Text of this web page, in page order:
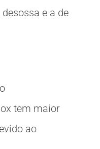
e a de
tem maior
ao